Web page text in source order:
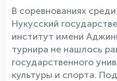
В соревнованиях
Нукусский
институт имени
турнира не нашлось
государственного
культуры и спорта.